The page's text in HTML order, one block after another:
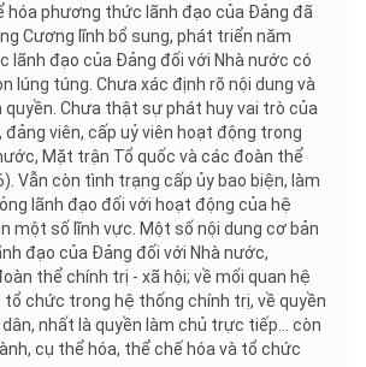
hóa phương thức lãnh đạo của Đảng đã
Cương lĩnh bổ sung, phát triển năm
lãnh đạo của Đảng đối với Nhà nước có
lúng túng. Chưa xác định rõ nội dung và
Chưa thật sự phát huy vai trò của
viên, cấp uỷ viên hoạt động trong
Mặt trận Tổ quốc và các đoàn thể
Vẫn còn tình trạng cấp ủy bao biện, làm
lãnh đạo đối với hoạt động của hệ
một số lĩnh vực. Một số nội dung cơ bản
đạo của Đảng đối với Nhà nước,
thể chính trị - xã hội; về mối quan hệ
chức trong hệ thống chính trị, về quyền
nhất là quyền làm chủ trực tiếp... còn
cụ thể hóa, thể chế hóa và tổ chức